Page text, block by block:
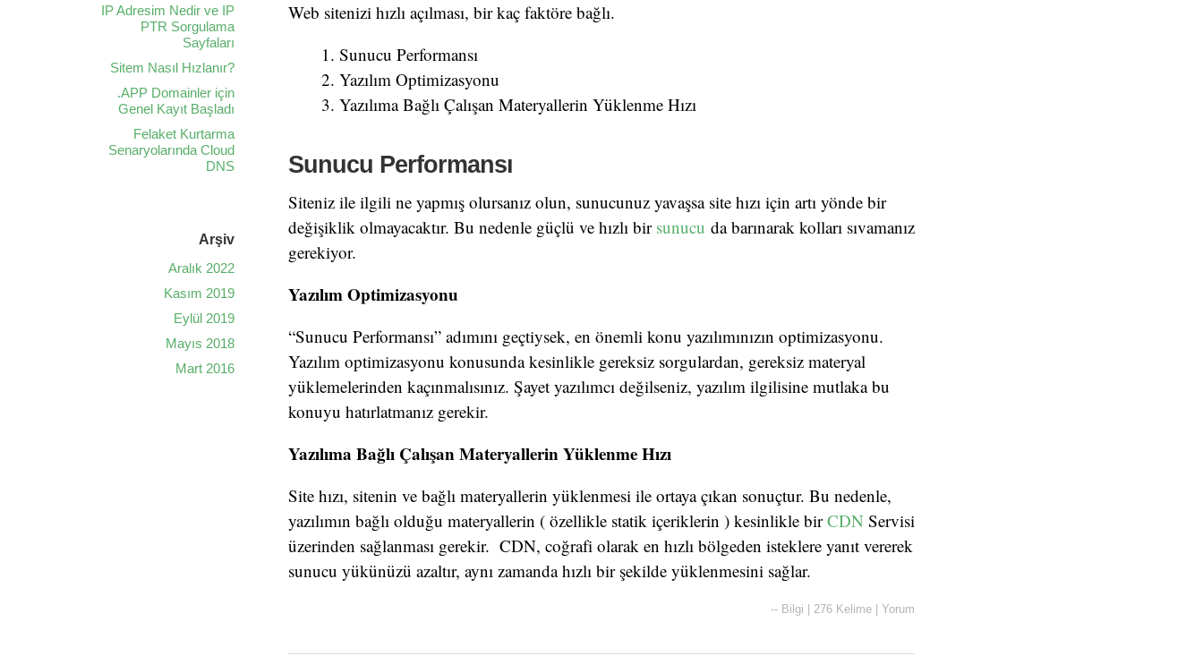
Web sitenizi hızlı açılması, bir kaç faktöre bağlı.
Sunucu Performansı
Yazılım Optimizasyonu
Yazılıma Bağlı Çalışan Materyallerin Yüklenme Hızı
Sunucu Performansı
Siteniz ile ilgili ne yapmış olursanız olun, sunucunuz yavaşsa site hızı için artı yönde bir
değişiklik olmayacaktır. Bu nedenle güçlü ve hızlı bir sunucu da barınarak kolları sıvamanız
gerekiyor.
Yazılım Optimizasyonu
“Sunucu Performansı” adımını geçtiysek, en önemli konu yazılımınızın optimizasyonu.
Yazılım optimizasyonu konusunda kesinlikle gereksiz sorgulardan, gereksiz materyal
yüklemelerinden kaçınmalısınız. Şayet yazılımcı değilseniz, yazılım ilgilisine mutlaka bu
konuyu hatırlatmanız gerekir.
Yazılıma Bağlı Çalışan Materyallerin Yüklenme Hızı
Site hızı, sitenin ve bağlı materyallerin yüklenmesi ile ortaya çıkan sonuçtur. Bu nedenle,
yazılımın bağlı olduğu materyallerin ( özellikle statik içeriklerin ) kesinlikle birCDN Servisi
üzerinden sağlanması gerekir. CDN, coğrafi olarak en hızlı bölgeden isteklere yanıt vererek
sunucu yükünüzü azaltır, aynı zamanda hızlı bir şekilde yüklenmesini sağlar.
-- Bilgi 276 Kelime Yorum
IP Adresim Nedir ve IP
PTR Sorgulama
Sayfaları
Sitem Nasıl Hızlanır?
.APP Domainler için
Genel Kayıt Başladı
Felaket Kurtarma
Senaryolarında Cloud
DNS
Arşiv
Aralık 2022
Kasım 2019
Eylül 2019
Mayıs 2018
Mart 2016